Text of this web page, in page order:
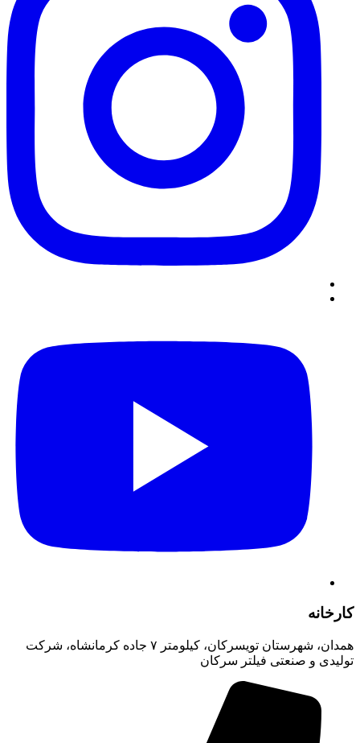
کارخانه
همدان، شهرستان تویسرکان، کیلومتر ۷ جاده کرمانشاه، شرکت
تولیدی و صنعتی فیلتر سرکان